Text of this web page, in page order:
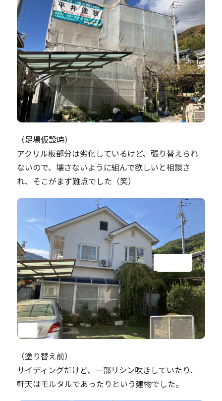
（足場仮設時）
アクリル板部分は劣化しているけど、張り替えられ
ないので、壊さないように組んで欲しいと相談さ
れ、そこがまず難点でした（笑）
（塗り替え前）
サイディングだけど、一部リシン吹きしていたり、
軒天はモルタルであったりという建物でした。